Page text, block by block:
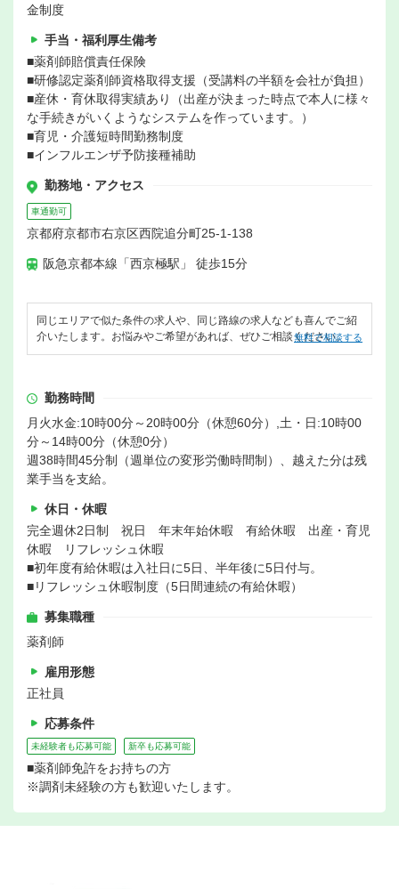
金制度
手当・福利厚生備考
■薬剤師賠償責任保険
■研修認定薬剤師資格取得支援（受講料の半額を会社が負担）
■産休・育休取得実績あり（出産が決まった時点で本人に様々
な手続きがいくようなシステムを作っています。）
■育児・介護短時間勤務制度
■インフルエンザ予防接種補助
勤務地・アクセス
車通勤可
京都府京都市右京区西院追分町25-1-138
阪急京都本線「西京極駅」 徒歩15分
同じエリアで似た条件の求人や、同じ路線の求人なども喜んでご紹
介いたします。お悩みやご希望があれば、ぜひご相談ください。
無料で相談する
勤務時間
月火水金:10時00分～20時00分（休憩60分）,土・日:10時00
分～14時00分（休憩0分）
週38時間45分制（週単位の変形労働時間制）、越えた分は残
業手当を支給。
休日・休暇
完全週休2日制 祝日 年末年始休暇 有給休暇 出産・育児
休暇 リフレッシュ休暇
■初年度有給休暇は入社日に5日、半年後に5日付与。
■リフレッシュ休暇制度（5日間連続の有給休暇）
募集職種
薬剤師
雇用形態
正社員
応募条件
未経験者も応募可能 新卒も応募可能
■薬剤師免許をお持ちの方
※調剤未経験の方も歓迎いたします。